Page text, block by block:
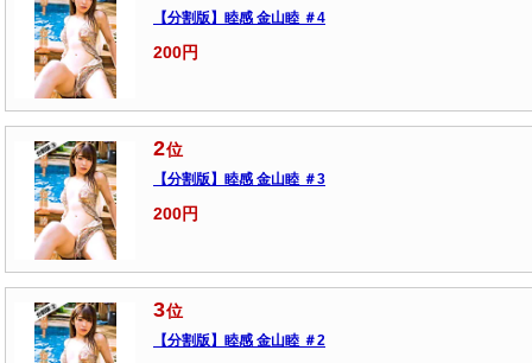
【分割版】睦感 金山睦 ＃4
200円
2位
【分割版】睦感 金山睦 ＃3
200円
3位
【分割版】睦感 金山睦 ＃2